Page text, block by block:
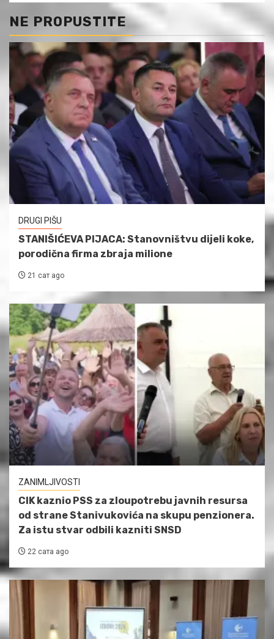
NE PROPUSTITE
DRUGI PIŠU
STANIŠIĆEVA PIJACA: Stanovništvu dijeli koke,
porodična firma zbraja milione
21 сат ago
ZANIMLJIVOSTI
CIK kaznio PSS za zloupotrebu javnih resursa
od strane Stanivukovića na skupu penzionera.
Za istu stvar odbili kazniti SNSD
22 сата ago